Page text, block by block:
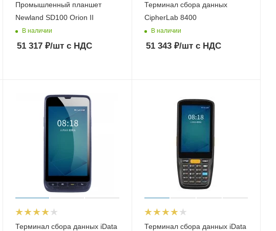
Промышленный планшет
Newland SD100 Orion II
В наличии
51 317 ₽/шт с НДС
Терминал сбора данных
CipherLab 8400
В наличии
51 343₽/штс НДС
Терминал сбора данных iData
Терминал сбора данных iData